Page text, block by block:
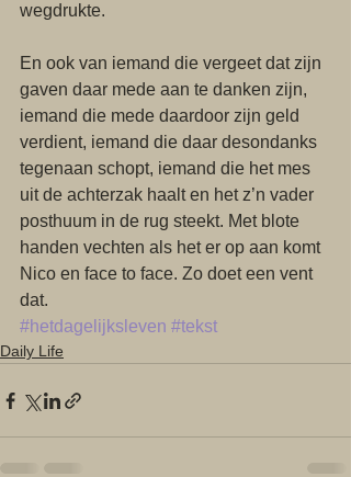
wegdrukte.
En ook van iemand die vergeet dat zijn
gaven daar mede aan te danken zijn,
iemand die mede daardoor zijn geld
verdient, iemand die daar desondanks
tegenaan schopt, iemand die het mes
uit de achterzak haalt en het z’n vader
posthuum in de rug steekt. Met blote
handen vechten als het er op aan komt
Nico en face to face. Zo doet een vent
dat.
#hetdagelijksleven #tekst
Daily Life